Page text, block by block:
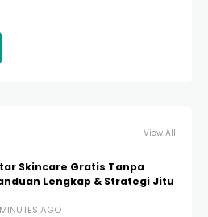
View All
Skincare Gratis Tanpa
Lengkap & Strategi Jitu
AGO